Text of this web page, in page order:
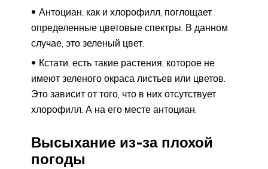
Антоциан, как и хлорофилл, поглощает
определенные цветовые спектры. В данном
случае, это зеленый цвет.
Кстати, есть такие растения, которое не
имеют зеленого окраса листьев или цветов.
Это зависит от того, что в них отсутствует
хлорофилл. А на его месте антоциан.
Высыхание из-за плохой
погоды